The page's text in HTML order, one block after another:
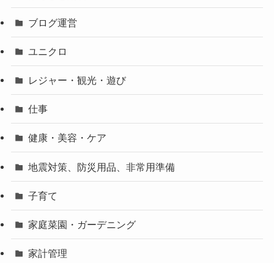
ブログ運営
ユニクロ
レジャー・観光・遊び
仕事
健康・美容・ケア
地震対策、防災用品、非常用準備
子育て
家庭菜園・ガーデニング
家計管理